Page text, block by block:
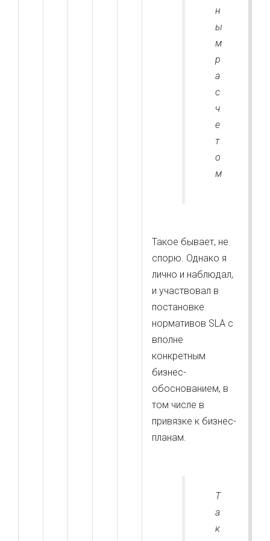
н
ы
м
р
а
с
ч
е
т
о
м
Такое бывает, не
спорю. Однако я
лично и наблюдал,
и участвовал в
постановке
нормативов SLA с
вполне
конкретным
бизнес-
обоснованием, в
том числе в
привязке к бизнес-
планам.
Т
а
к